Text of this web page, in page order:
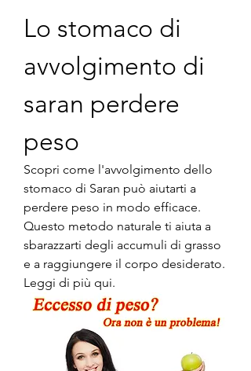
Lo stomaco di
avvolgimento di
saran perdere
peso
Scopri come l'avvolgimento dello
stomaco di Saran può aiutarti a
perdere peso in modo efficace.
Questo metodo naturale ti aiuta a
sbarazzarti degli accumuli di grasso
e a raggiungere il corpo desiderato.
Leggi di più qui.